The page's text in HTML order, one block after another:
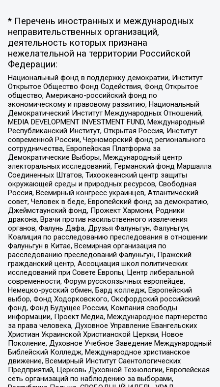
* Перечень иностранных и международных
неправительственных организаций,
деятельность которых признана
нежелательной на территории Российской
Федерации:
Национальный фонд в поддержку демократии, Институт
Открытое Общество Фонд Содействия, Фонд Открытое
общество, Американо-российский фонд по
экономическому и правовому развитию, Национальный
Демократический Институт Международных Отношений,
MEDIA DEVELOPMENT INVESTMENT FUND, Международный
Республиканский Институт, Открытая Россия, Институт
современной России, Черноморский фонд регионального
сотрудничества, Европейская Платформа за
Демократические Выборы, Международный центр
электоральных исследований, Германский фонд Маршалла
Соединенных Штатов, Тихоокеанский центр защиты
окружающей среды и природных ресурсов, Свободная
Россия, Всемирный конгресс украинцев, Атлантический
совет, Человек в беде, Европейский фонд за демократию,
Джеймстаунский фонд, Прожект Хармони, Родники
дракона, Врачи против насильственного извлечения
органов, Фалунь Дафа, Друзья Фалуньгун, Фалуньгун,
Коалиция по расследованию преследования в отношении
Фалуньгун в Китае, Всемирная организация по
расследованию преследований Фалуньгун, Пражский
гражданский центр, Ассоциация школ политических
исследований при Совете Европы, Центр либеральной
современности, Форум русскоязычных европейцев,
Немецко-русский обмен, Бард колледж, Европейский
выбор, Фонд Ходорковского, Оксфордский российский
фонд, Фонд Будущее России, Компания свободы
информации, Проект Медиа, Международное партнерство
за права человека, Духовное Управление Евангельских
Христиан Украинской Христианской Церкви, Новое
Поколение, Духовное Учебное Заведение Международный
Библейский Колледж, Международное христианское
движение, Всемирный Институт Саентологических
Предприятий, Церковь Духовной Технологии, Европейская
сеть организаций по наблюдению за выборами,